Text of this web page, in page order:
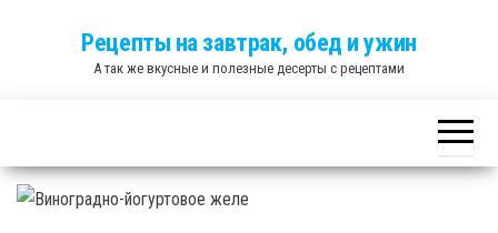
Рецепты на завтрак, обед и ужин
А так же вкусные и полезные десерты с рецептами